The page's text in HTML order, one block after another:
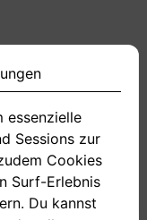
Antworten
essenzielle
Sessions zur
Cookies
Surf-Erlebnis
Du kannst